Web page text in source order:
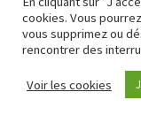
cookies. Vous
vous supprimez ou
rencontrer des
Voir les cookies